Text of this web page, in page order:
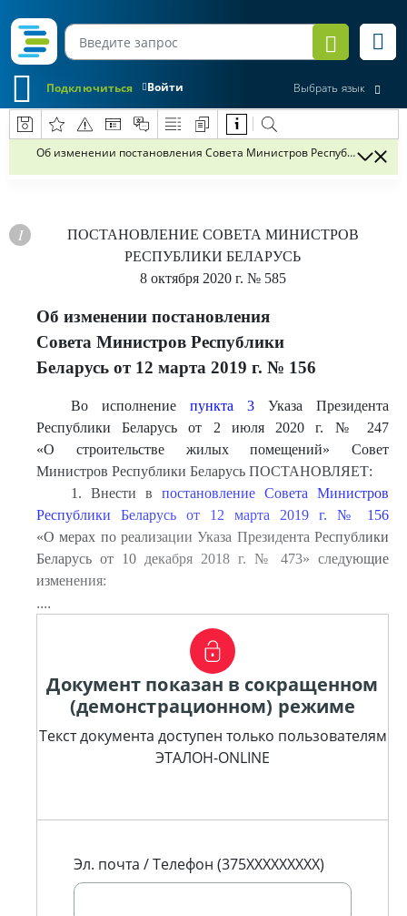
Войти
Подключиться Выбрать язык
Об изменении постановления Совета Министров Республики
ПОСТАНОВЛЕНИЕ СОВЕТА МИНИСТРОВ
РЕСПУБЛИКИ БЕЛАРУСЬ
8 октября 2020 г. № 585
Об изменении постановления
Совета Министров Республики
Беларусь от 12 марта 2019 г. № 156
Во исполнение пункта 3Указа Президента
Республики Беларусь от 2 июля 2020 г. № 247
«О строительстве жилых помещений» Совет
Министров Республики Беларусь ПОСТАНОВЛЯЕТ:
1. Внести в постановление Совета Министров
Республики Беларусь от 12 марта 2019 г. № 156
«О мерах по реализации Указа Президента Республики
Беларусь от 10 декабря 2018 г. № 473» следующие
изменения:
....
Документ показан в сокращенном
(демонстрационном) режиме
Текст документа доступен только пользователям
ЭТАЛОН-ONLINE
Эл. почта / Телефон (375XXXXXXXXX)